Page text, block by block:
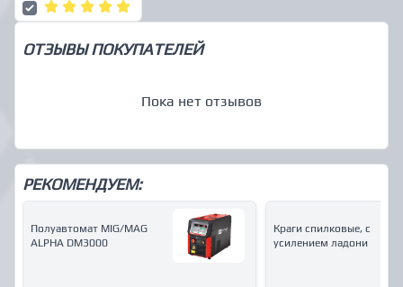
ОТЗЫВЫ ПОКУПАТЕЛЕЙ
Пока нет отзывов
РЕКОМЕНДУЕМ:
Полуавтомат MIG/MAG
ALPHA DM3000
Краги спилковые, с
усилением ладони